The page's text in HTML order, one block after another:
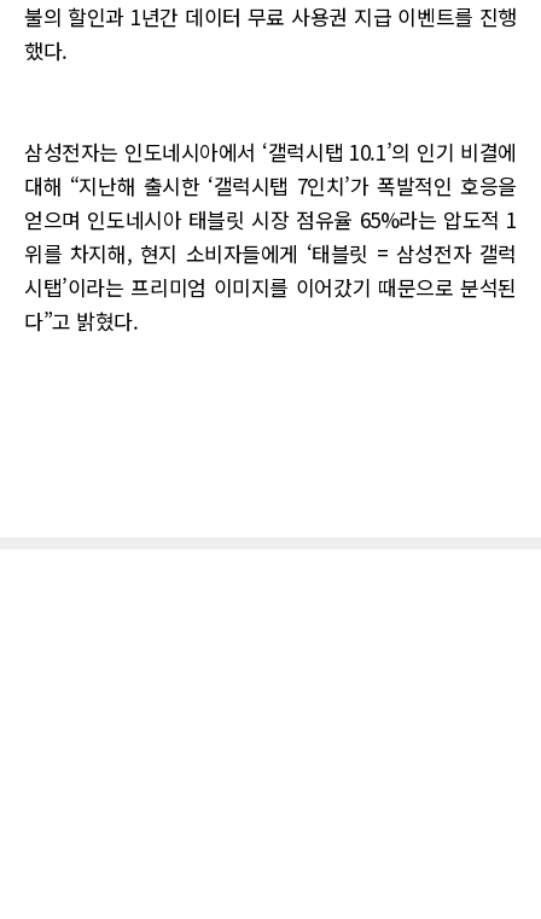
불의 할인과 1년간 데이터 무료 사용권 지급 이벤트를 진행
했다.
삼성전자는 인도네시아에서 ‘갤럭시탭 10.1’의 인기 비결에
대해 “지난해 출시한 ‘갤럭시탭 7인치’가 폭발적인 호응을
얻으며 인도네시아 태블릿 시장 점유율 65%라는 압도적 1
위를 차지해, 현지 소비자들에게 ‘태블릿 = 삼성전자 갤럭
시탭’이라는 프리미엄 이미지를 이어갔기 때문으로 분석된
다”고 밝혔다.